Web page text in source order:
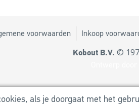
als je doorgaat met het
voorwaarden Inkoop
Kobout B.V. ©
Powered byUtilize Business